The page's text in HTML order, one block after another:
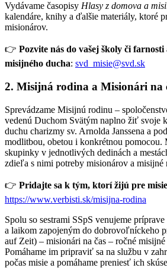
Vydávame časopisy Hlasy z domova a
kalendáre, knihy a ďalšie materiály, ktoré
misionárov.
👉 Pozvite nás do vašej školy či
misijného ducha: svd_misie@svd.sk
2. Misijná rodina a Misionári na
Sprevádzame Misijnú rodinu –
vedenú Duchom Svätým naplno žiť svoje
duchu charizmy sv. Arnolda Janssena a
modlitbou, obetou i konkrétnou pomocou.
skupinky v jednotlivých dedinách a
zdieľa s nimi potreby misionárov a misijné
👉 Pridajte sa k tým, ktorí žijú pre
https://www.verbisti.sk/misijna-rodina
Spolu so sestrami SSpS venujeme
a laikom zapojeným do dobrovoľníckeho
auf Zeit) – misionári na čas – ročné
Pomáhame im pripraviť sa na službu v
počas misie a pomáhame preniesť ich